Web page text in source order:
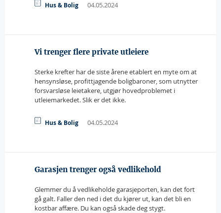
Hus & Bolig 04.05.2024
Vi trenger flere private utleiere
Sterke krefter har de siste årene etablert en myte om at
hensynsløse, profittjagende boligbaroner, som utnytter
forsvarsløse leietakere, utgjør hovedproblemet i
utleiemarkedet. Slik er det ikke.
Hus & Bolig 04.05.2024
Garasjen trenger også vedlikehold
Glemmer du å vedlikeholde garasjeporten, kan det fort
gå galt. Faller den ned i det du kjører ut, kan det bli en
kostbar affære. Du kan også skade deg stygt.